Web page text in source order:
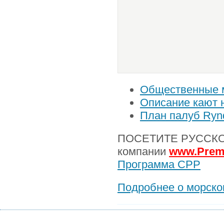
Общественные
Описание кают
План палуб
ПОСЕТИТЕ
компании
Программа CPP
Подробнее о